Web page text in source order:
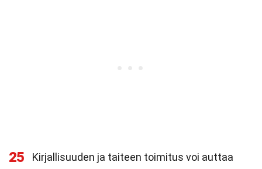
25
Kirjallisuuden ja taiteen toimitus voi auttaa